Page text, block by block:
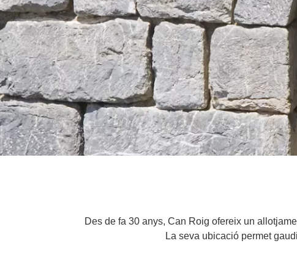
Des de fa 30 anys, Can Roig ofereix un
La seva ubicació permet